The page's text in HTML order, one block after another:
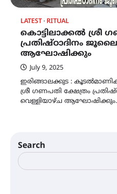
LATEST RITUAL
കൊട്ടിലാക്കൽ ശ്രീ
പ്രതിഷ്‌ഠാദിനം ജൂലൈ
ആഘോഷിക്കും
July 9, 2025
ഇരിങ്ങാലക്കുട :
ശ്രീ ഗണപതി ക്ഷേത്രം
വെള്ളിയാഴ്‌ച ആഘോഷിക്കും.
Search